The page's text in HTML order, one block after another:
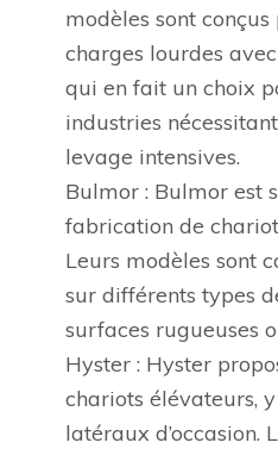
modèles sont
charges lourdes
qui en fait un choix
industries
levage intensives.
Bulmor : Bulmor est
fabrication de
Leurs modèles sont
sur différents types
surfaces rugueuses
Hyster : Hyster
chariots élévateurs,
latéraux d’occasion.